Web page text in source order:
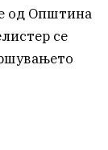
од Општина
се